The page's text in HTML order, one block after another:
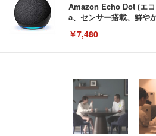
Amazon Echo Dot (エ
a、センサー搭載、鮮や
￥7,480
[EdoErgo] オフィスチ
い 跳ね上げ式アームレ
キング pc 事務椅子 360
ン樹脂ベース 通気性メ
(黒網+黒枠+黒足)
￥5,699
EIZO ビジネス向けプレ
EV3240X-WT | 31.5型
イト
￥105,595
Amazonベーシック ペ
回使い捨て 無香料 ホワ
￥3,373